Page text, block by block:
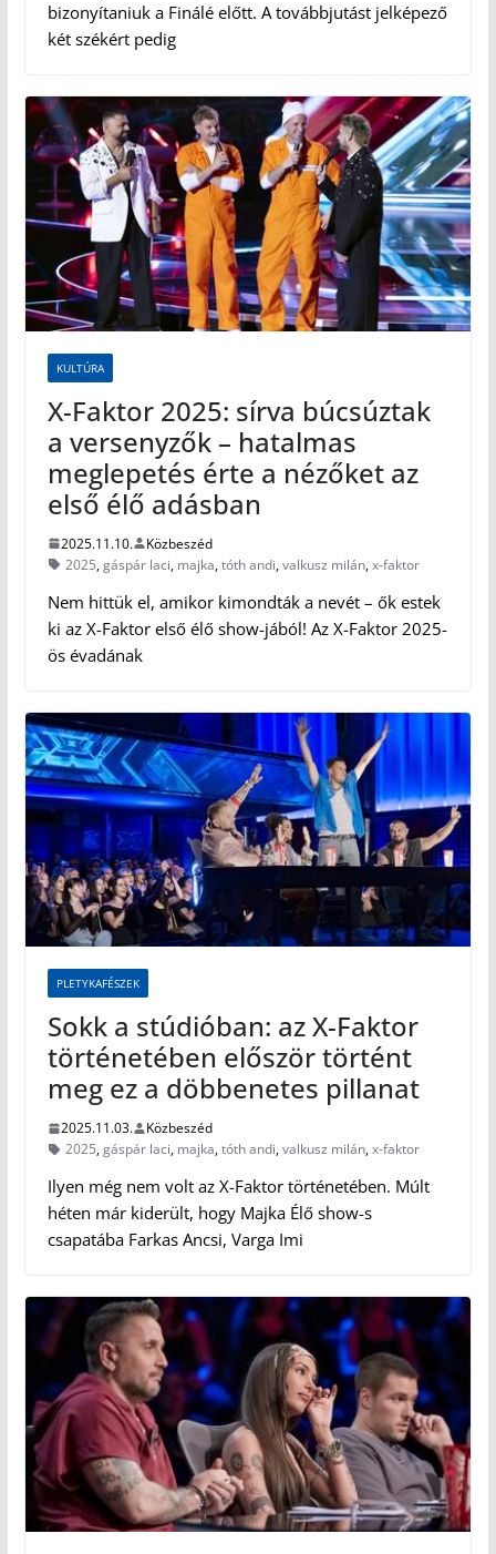
bizonyítaniuk a Finálé előtt. A továbbjutást jelképező
két székért pedig
KULTÚRA
X-Faktor 2025: sírva búcsúztak
a versenyzők – hatalmas
meglepetés érte a nézőket az
első élő adásban
2025.11.10.
Közbeszéd
2025,gáspár laci, majka,tóth andi,valkusz milán,x-faktor
Nem hittük el, amikor kimondták a nevét – ők estek
ki az X-Faktor első élő show-jából! Az X-Faktor 2025-
ös évadának
PLETYKAFÉSZEK
Sokk a stúdióban: az X-Faktor
történetében először történt
meg ez a döbbenetes pillanat
2025.11.03.
Közbeszéd
2025,gáspár laci, majka,tóth andi,valkusz milán,x-faktor
Ilyen még nem volt az X-Faktor történetében. Múlt
héten már kiderült, hogy Majka Élő show-s
csapatába Farkas Ancsi, Varga Imi